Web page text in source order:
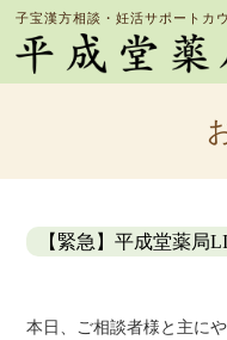
子宝漢方相談・妊活サポートカ
【緊急】平成堂薬局
本日、ご相談者様と主に